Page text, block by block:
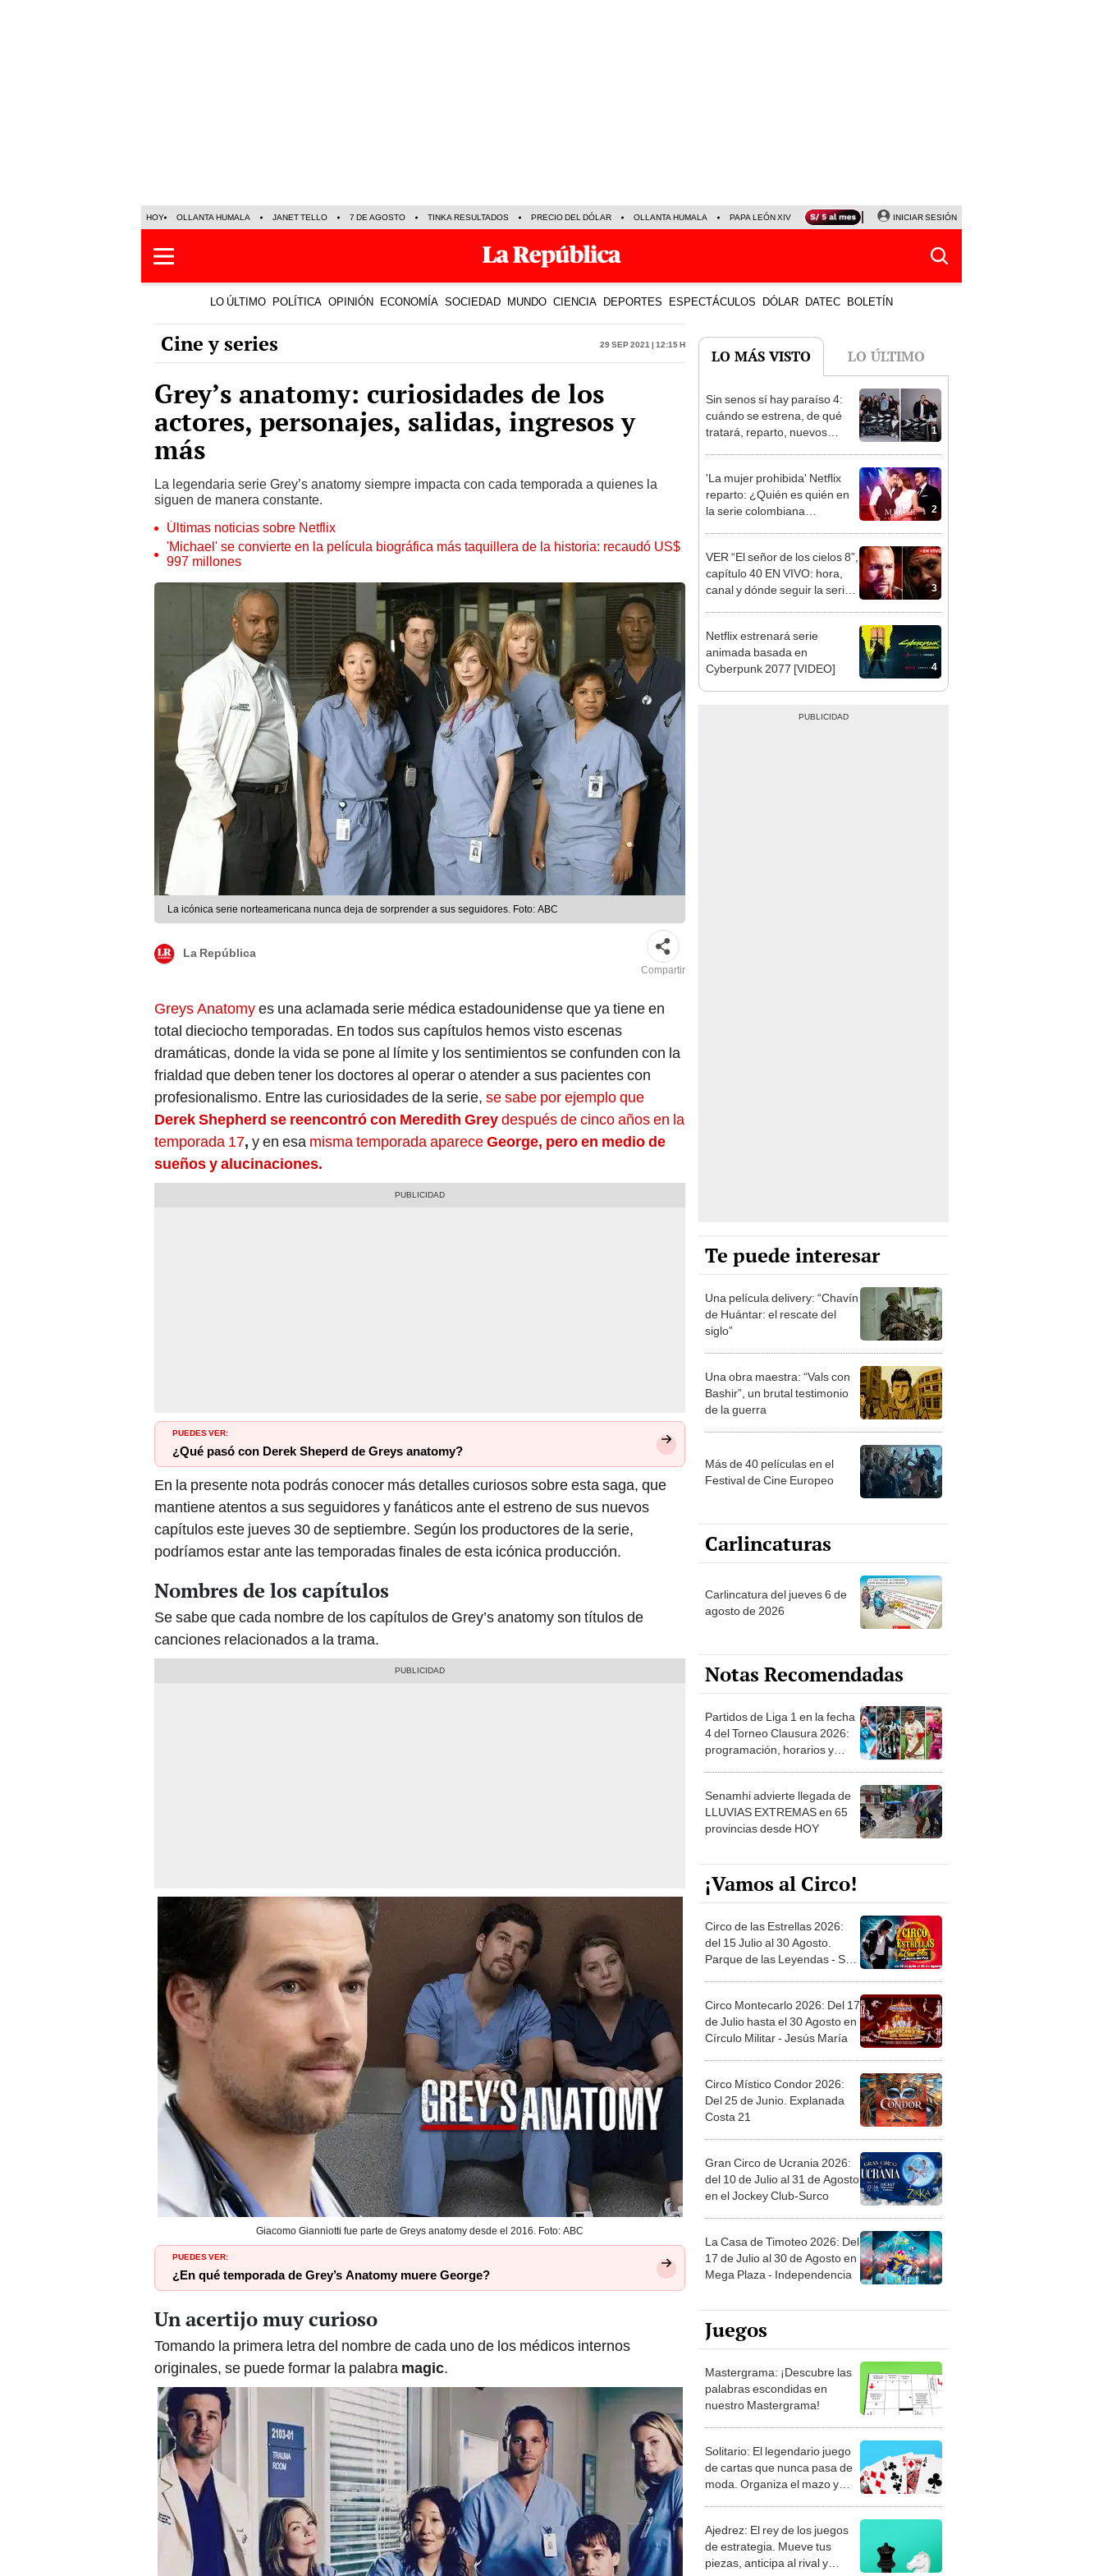
HOY OLLANTA HUMALA JANET TELLO 7 DE AGOSTO TINKA RESULTADOS PRECIO DEL DÓLAR OLLANTA HUMALA PAPA LEÓN XIV NALDY SALDAÑA LA BELLA LUZ
INICIAR SESIÓN
LO ÚLTIMO POLÍTICA OPINIÓN ECONOMÍA SOCIEDAD MUNDO CIENCIA DEPORTES ESPECTÁCULOS DÓLAR DATEC BOLETÍN
Cine y series 29 Sep 2021 | 12:15 h
Grey’s anatomy: curiosidades de los
actores, personajes, salidas, ingresos y
más
La legendaria serie Grey’s anatomy siempre impacta con cada temporada a quienes la
siguen de manera constante.
Últimas noticias sobre Netflix
'Michael' se convierte en la película biográfica más taquillera de la historia: recaudó US$
997 millones
La icónica serie norteamericana nunca deja de sorprender a sus seguidores. Foto: ABC
La República
Compartir
Greys Anatomyes una aclamada serie médica estadounidense que ya tiene en
total dieciocho temporadas. En todos sus capítulos hemos visto escenas
dramáticas, donde la vida se pone al límite y los sentimientos se confunden con la
frialdad que deben tener los doctores al operar o atender a sus pacientes con
profesionalismo. Entre las curiosidades de la serie, se sabe por ejemplo que
Derek Shepherd se reencontró con Meredith Greydespués de cinco años en la
temporada 17, y en esa misma temporada apareceGeorge, pero en medio de
sueños y alucinaciones.
PUEDES VER:
¿Qué pasó con Derek Sheperd de Greys anatomy?
En la presente nota podrás conocer más detalles curiosos sobre esta saga, que
mantiene atentos a sus seguidores y fanáticos ante el estreno de sus nuevos
capítulos este jueves 30 de septiembre. Según los productores de la serie,
podríamos estar ante las temporadas finales de esta icónica producción.
Nombres de los capítulos
Se sabe que cada nombre de los capítulos de Grey’s anatomy son títulos de
canciones relacionados a la trama.
Giacomo Gianniotti fue parte de Greys anatomy desde el 2016. Foto: ABC
PUEDES VER:
¿En qué temporada de Grey’s Anatomy muere George?
Un acertijo muy curioso
Tomando la primera letra del nombre de cada uno de los médicos internos
originales, se puede formar la palabra magic.
LO MÁS VISTO LO ÚLTIMO
1
Sin senos sí hay paraíso 4:
cuándo se estrena, de qué
tratará, reparto, nuevos
en Telemundo
2
'La mujer prohibida' Netflix
reparto: ¿Quién es quién en
la serie colombiana
3
VER “El señor de los cielos 8”,
capítulo 40 EN VIVO: hora,
canal y dónde seguir la serie
4
Netflix estrenará serie
animada basada en
Cyberpunk 2077 [VIDEO]
Te puede interesar
Una película delivery: “Chavín
de Huántar: el rescate del
siglo”
Una obra maestra: “Vals con
Bashir”, un brutal testimonio
de la guerra
Más de 40 películas en el
Festival de Cine Europeo
Carlincaturas
Carlincatura del jueves 6 de
agosto de 2026
Notas Recomendadas
Partidos de Liga 1 en la fecha
4 del Torneo Clausura 2026:
programación, horarios y
Senamhi advierte llegada de
LLUVIAS EXTREMAS en 65
provincias desde HOY
¡Vamos al Circo!
Circo de las Estrellas 2026:
del 15 Julio al 30 Agosto.
Parque de las Leyendas - San
Circo Montecarlo 2026: Del 17
de Julio hasta el 30 Agosto en
Círculo Militar - Jesús María
Circo Místico Condor 2026:
Del 25 de Junio. Explanada
Costa 21
Gran Circo de Ucrania 2026:
del 10 de Julio al 31 de Agosto
en el Jockey Club-Surco
La Casa de Timoteo 2026: Del
17 de Julio al 30 de Agosto en
Mega Plaza - Independencia
Juegos
Mastergrama: ¡Descubre las
palabras escondidas en
nuestro Mastergrama!
Solitario: El legendario juego
de cartas que nunca pasa de
moda. Organiza el mazo y
Ajedrez: El rey de los juegos
de estrategia. Mueve tus
piezas, anticipa al rival y